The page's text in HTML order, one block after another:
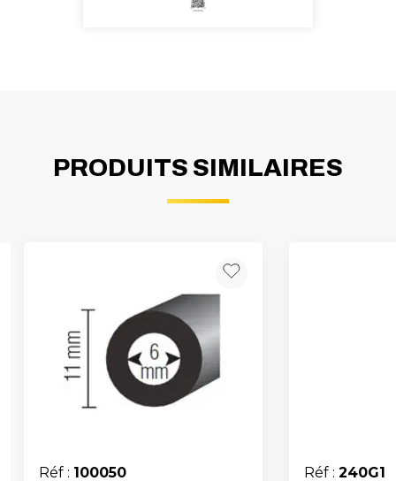
PRODUITS SIMILAIRES
Réf : 100050 Réf : 240G1